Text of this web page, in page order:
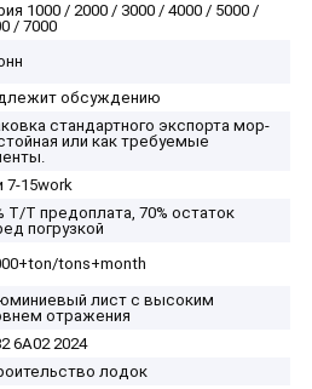
1000 / 2000 / 3000 / 4000 / 5000 /
/ 7000
обсуждению
стандартного экспорта мор-
или как требуемые
7-15work
T/T предоплата, 70% остаток
погрузкой
tons+month
лист с высоким
отражения
6А02 2024
лодок